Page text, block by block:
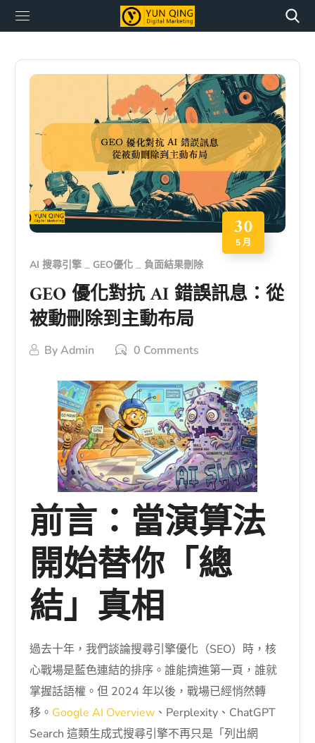
30
5 月
AI 搜尋引擎 GEO優化 負面結果刪除
GEO 優化對抗 AI 錯誤訊息：從
被動刪除到主動布局
ByAdmin 0 Comments
前言：當演算法
開始替你「總
結」真相
過去十年，我們談論搜尋引擎優化（SEO）時，核
心戰場是藍色連結的排序。誰能擠進第一頁，誰就
掌握話語權。但 2024 年以後，戰場已經悄然轉
移。 Google AI Overview 、Perplexity、ChatGPT
Search 這類生成式搜尋引擎不再只是「列出網